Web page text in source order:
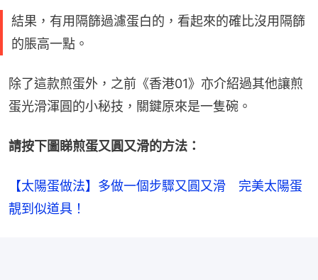
結果，有用隔篩過濾蛋白的，看起來的確比沒用隔篩
的脹高一點。
除了這款煎蛋外，之前《香港01》亦介紹過其他讓煎
蛋光滑渾圓的小秘技，關鍵原來是一隻碗。
請按下圖睇煎蛋又圓又滑的方法：
【太陽蛋做法】多做一個步驟又圓又滑　完美太陽蛋
靚到似道具！